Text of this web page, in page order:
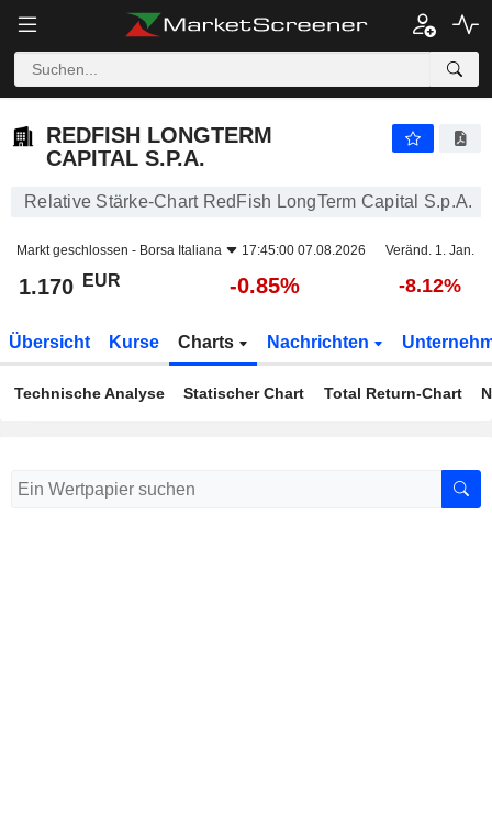
REDFISH LONGTERM
CAPITAL S.P.A.
Relative Stärke-Chart RedFish LongTerm Capital S.p.A.
Markt geschlossen - Borsa Italiana 17:45:00 07.08.2026 Veränd. 1. Jan.
1.170 EUR -0.85% -8.12%
Übersicht Kurse Charts Nachrichten
Technische Analyse Statischer Chart Total Return-Chart